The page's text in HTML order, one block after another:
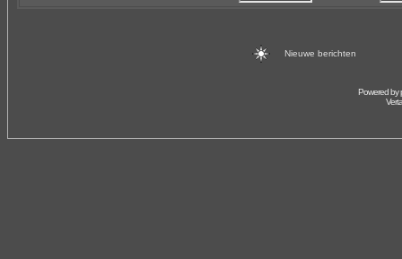
Nieuwe berichten
Powered by